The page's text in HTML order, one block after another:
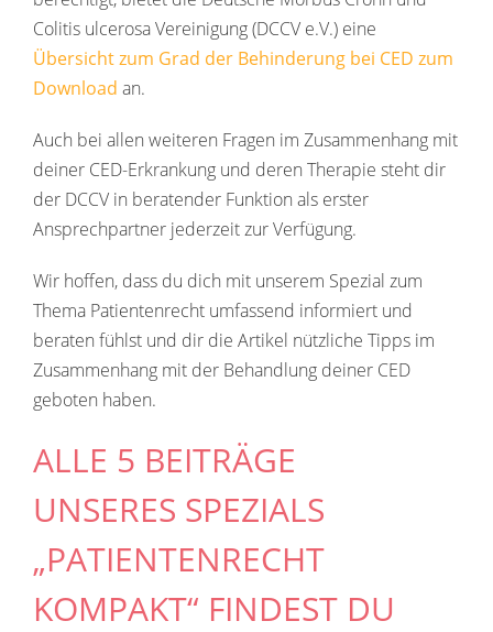
Colitis ulcerosa Vereinigung (DCCV e.V.) eine
Übersicht zum Grad der Behinderung bei CED zum
Download an.
Auch bei allen weiteren Fragen im Zusammenhang mit
deiner CED-Erkrankung und deren Therapie steht dir
der DCCV in beratender Funktion als erster
Ansprechpartner jederzeit zur Verfügung.
Wir hoffen, dass du dich mit unserem Spezial zum
Thema Patientenrecht umfassend informiert und
beraten fühlst und dir die Artikel nützliche Tipps im
Zusammenhang mit der Behandlung deiner CED
geboten haben.
ALLE 5 BEITRÄGE
UNSERES SPEZIALS
„PATIENTENRECHT
KOMPAKT“ FINDEST DU